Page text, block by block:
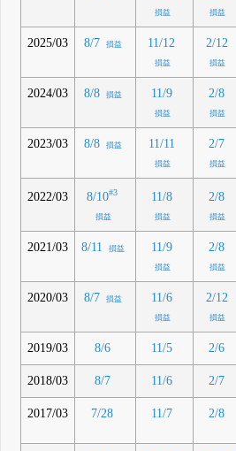
損益 損益
2025/03 8/7 損益 11/12
損益
2/12
損益
2024/03 8/8 損益 11/9
損益
2/8
損益
2023/03 8/8 損益 11/11
損益
2/7
損益
2022/03 8/10#3
損益
11/8
損益
2/8
損益
2021/03 8/11 損益 11/9
損益
2/8
損益
2020/03 8/7 損益 11/6
損益
2/12
損益
2019/03 8/6 11/5 2/6
2018/03 8/7 11/6 2/7
2017/03 7/28 11/7 2/8